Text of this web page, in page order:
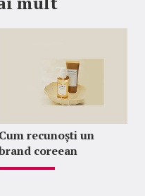
Cum recunoști un
coreean